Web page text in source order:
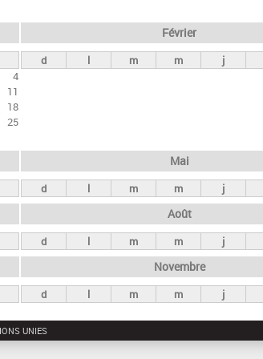
4
11
18
25
Février
d l m m j
Mai
d l m m j
Août
d l m m j
Novembre
d l m m j
UNIES